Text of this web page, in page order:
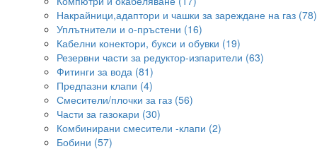
Накрайници,адаптори и чашки за зареждане на газ (78)
Уплътнители и о-пръстени (16)
Кабелни конектори, букси и обувки (19)
Резервни части за редуктор-изпарители (63)
Фитинги за вода (81)
Предпазни клапи (4)
Смесители/плочки за газ (56)
Части за газокари (30)
Комбинирани смесители -клапи (2)
Бобини (57)